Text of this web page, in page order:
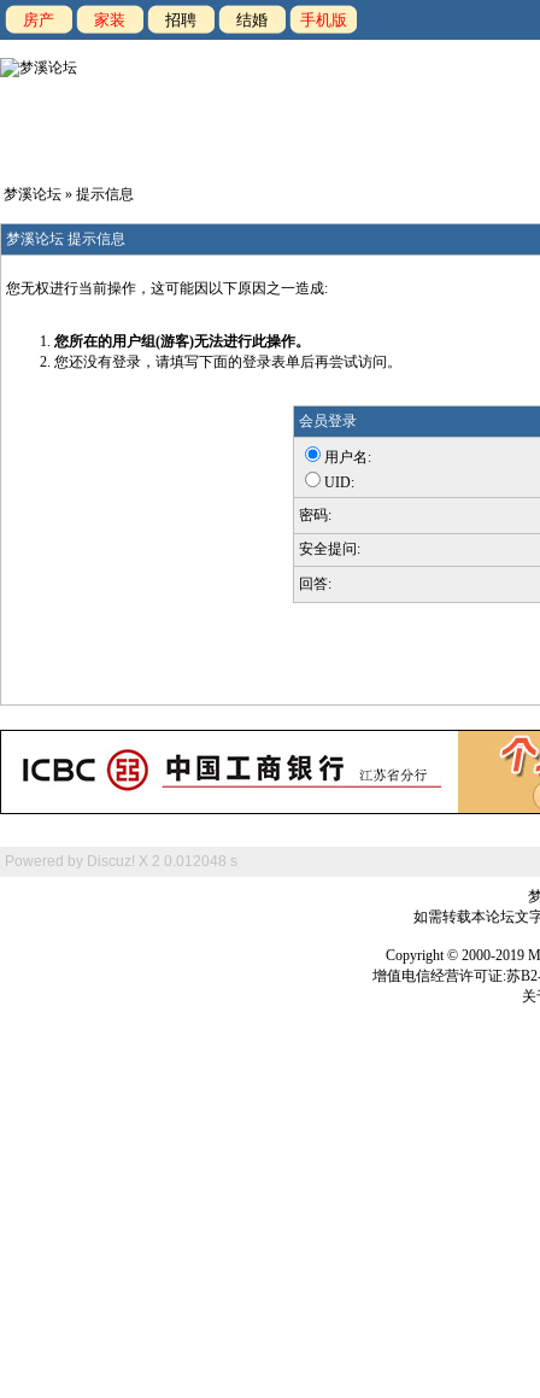
房产 家装 招聘 结婚 手机版
梦溪论坛 » 提示信息
梦溪论坛 提示信息
您无权进行当前操作，这可能因以下原因之一造成:
您所在的用户组(游客)无法进行此操作。
您还没有登录，请填写下面的登录表单后再尝试访问。
会员登录
用户名:
UID:
密码:
安全提问:
回答:
Powered by Discuz! X 2 0.012048 s
如需转载本论坛文
Copyright © 2000-2019
增值电信经营许可证:苏
关